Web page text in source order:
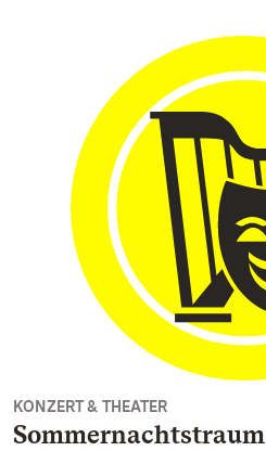
KONZERT & THEATER
Sommernachtstraum